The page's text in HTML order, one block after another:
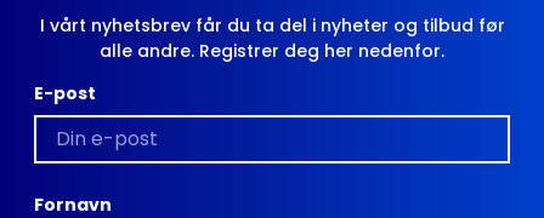
I vårt nyhetsbrev får du ta del i nyheter og tilbud før
alle andre. Registrer deg her nedenfor.
E-post
Fornavn